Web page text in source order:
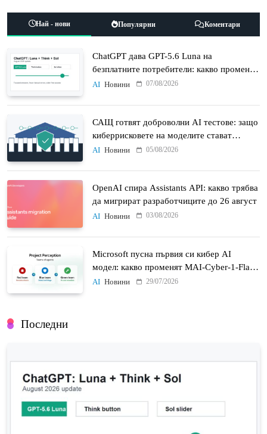
Най - нови Популярни Коментари
ChatGPT дава GPT-5.6 Luna на
безплатните потребители: какво променят
Think бутонът и новият Sol
AI Новини 07/08/2026
САЩ готвят доброволни AI тестове: защо
киберрисковете на моделите стават
политически въпрос
AI Новини 05/08/2026
OpenAI спира Assistants API: какво трябва
да мигрират разработчиците до 26 август
AI Новини 03/08/2026
Microsoft пусна първия си кибер AI
модел: какво променят MAI-Cyber-1-Flash
и Project Perception
AI Новини 29/07/2026
Последни